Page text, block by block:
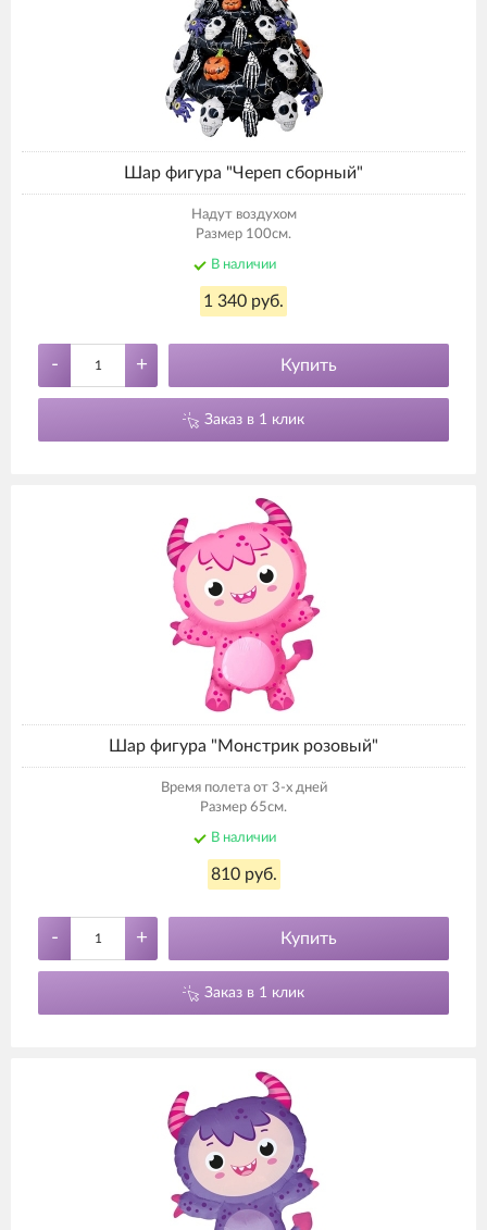
Шар фигура "Череп сборный"
Надут воздухом
Размер 100см.
В наличии
1 340 руб.
- + Купить
Заказ в 1 клик
Шар фигура "Монстрик розовый"
Время полета от 3-х дней
Размер 65см.
В наличии
810 руб.
- + Купить
Заказ в 1 клик